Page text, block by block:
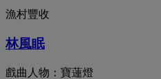
漁村豐收
林風眠
戲曲人物：寶蓮燈